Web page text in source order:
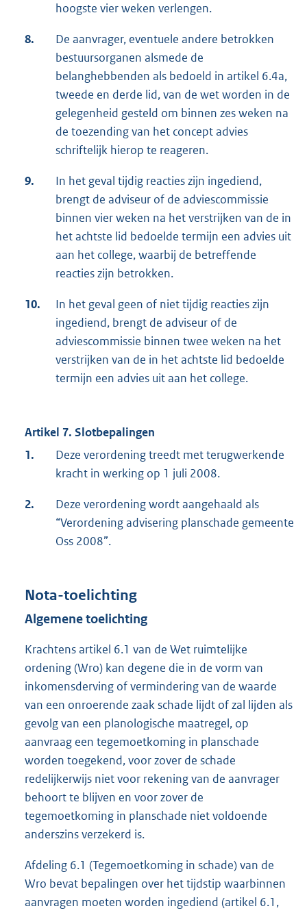
hoogste vier weken verlengen.
8.
De aanvrager, eventuele andere betrokken
bestuursorganen alsmede de
belanghebbenden als bedoeld in artikel 6.4a,
tweede en derde lid, van de wet worden in de
gelegenheid gesteld om binnen zes weken na
de toezending van het concept advies
schriftelijk hierop te reageren.
9.
In het geval tijdig reacties zijn ingediend,
brengt de adviseur of de adviescommissie
binnen vier weken na het verstrijken van de in
het achtste lid bedoelde termijn een advies uit
aan het college, waarbij de betreffende
reacties zijn betrokken.
10.
In het geval geen of niet tijdig reacties zijn
ingediend, brengt de adviseur of de
adviescommissie binnen twee weken na het
verstrijken van de in het achtste lid bedoelde
termijn een advies uit aan het college.
Artikel 7. Slotbepalingen
1.
Deze verordening treedt met terugwerkende
kracht in werking op 1 juli 2008.
2.
Deze verordening wordt aangehaald als
“Verordening advisering planschade gemeente
Oss 2008”.
Nota-toelichting
Algemene toelichting
Krachtens artikel 6.1 van de Wet ruimtelijke
ordening (Wro) kan degene die in de vorm van
inkomensderving of vermindering van de waarde
van een onroerende zaak schade lijdt of zal lijden als
gevolg van een planologische maatregel, op
aanvraag een tegemoetkoming in planschade
worden toegekend, voor zover de schade
redelijkerwijs niet voor rekening van de aanvrager
behoort te blijven en voor zover de
tegemoetkoming in planschade niet voldoende
anderszins verzekerd is.
Afdeling 6.1 (Tegemoetkoming in schade) van de
Wro bevat bepalingen over het tijdstip waarbinnen
aanvragen moeten worden ingediend (artikel 6.1,